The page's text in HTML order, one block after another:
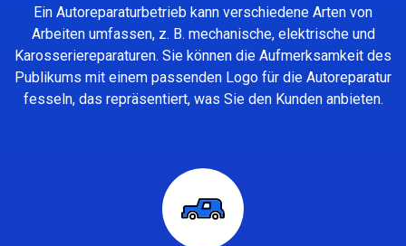
Ein Autoreparaturbetrieb kann verschiedene Arten von
Arbeiten umfassen, z. B. mechanische, elektrische und
Karosseriereparaturen. Sie können die Aufmerksamkeit des
Publikums mit einem passenden Logo für die Autoreparatur
fesseln, das repräsentiert, was Sie den Kunden anbieten.